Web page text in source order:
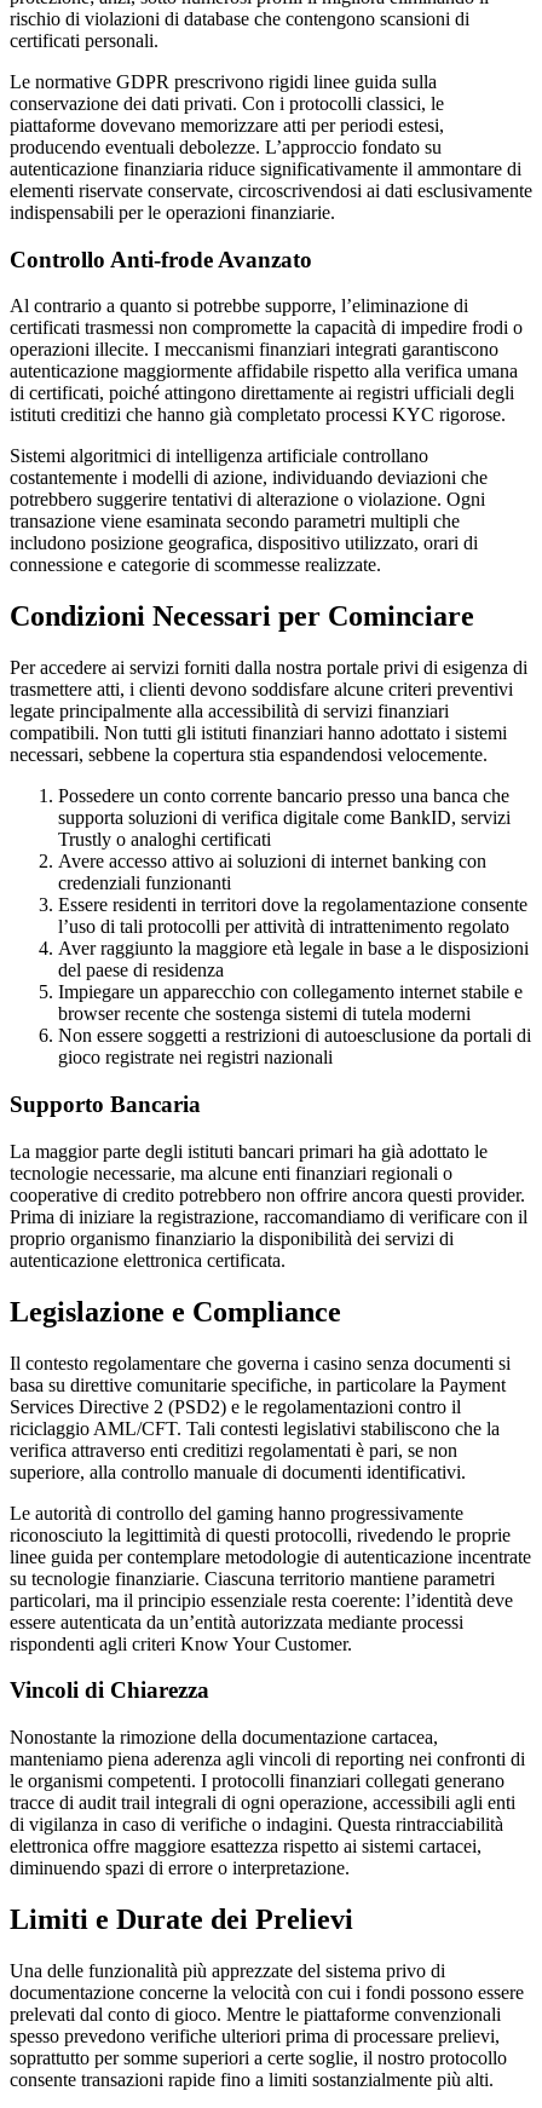
rischio di violazioni di database che contengono scansioni di
certificati personali.
Le normative GDPR prescrivono rigidi linee guida sulla
conservazione dei dati privati. Con i protocolli classici, le
piattaforme dovevano memorizzare atti per periodi estesi,
producendo eventuali debolezze. L’approccio fondato su
autenticazione finanziaria riduce significativamente il ammontare di
elementi riservate conservate, circoscrivendosi ai dati esclusivamente
indispensabili per le operazioni finanziarie.
Controllo Anti-frode Avanzato
Al contrario a quanto si potrebbe supporre, l’eliminazione di
certificati trasmessi non compromette la capacità di impedire frodi o
operazioni illecite. I meccanismi finanziari integrati garantiscono
autenticazione maggiormente affidabile rispetto alla verifica umana
di certificati, poiché attingono direttamente ai registri ufficiali degli
istituti creditizi che hanno già completato processi KYC rigorose.
Sistemi algoritmici di intelligenza artificiale controllano
costantemente i modelli di azione, individuando deviazioni che
potrebbero suggerire tentativi di alterazione o violazione. Ogni
transazione viene esaminata secondo parametri multipli che
includono posizione geografica, dispositivo utilizzato, orari di
connessione e categorie di scommesse realizzate.
Condizioni Necessari per Cominciare
Per accedere ai servizi forniti dalla nostra portale privi di esigenza di
trasmettere atti, i clienti devono soddisfare alcune criteri preventivi
legate principalmente alla accessibilità di servizi finanziari
compatibili. Non tutti gli istituti finanziari hanno adottato i sistemi
necessari, sebbene la copertura stia espandendosi velocemente.
Possedere un conto corrente bancario presso una banca che
supporta soluzioni di verifica digitale come BankID, servizi
Trustly o analoghi certificati
Avere accesso attivo ai soluzioni di internet banking con
credenziali funzionanti
Essere residenti in territori dove la regolamentazione consente
l’uso di tali protocolli per attività di intrattenimento regolato
Aver raggiunto la maggiore età legale in base a le disposizioni
del paese di residenza
Impiegare un apparecchio con collegamento internet stabile e
browser recente che sostenga sistemi di tutela moderni
Non essere soggetti a restrizioni di autoesclusione da portali di
gioco registrate nei registri nazionali
Supporto Bancaria
La maggior parte degli istituti bancari primari ha già adottato le
tecnologie necessarie, ma alcune enti finanziari regionali o
cooperative di credito potrebbero non offrire ancora questi provider.
Prima di iniziare la registrazione, raccomandiamo di verificare con il
proprio organismo finanziario la disponibilità dei servizi di
autenticazione elettronica certificata.
Legislazione e Compliance
Il contesto regolamentare che governa i casino senza documenti si
basa su direttive comunitarie specifiche, in particolare la Payment
Services Directive 2 (PSD2) e le regolamentazioni contro il
riciclaggio AML/CFT. Tali contesti legislativi stabiliscono che la
verifica attraverso enti creditizi regolamentati è pari, se non
superiore, alla controllo manuale di documenti identificativi.
Le autorità di controllo del gaming hanno progressivamente
riconosciuto la legittimità di questi protocolli, rivedendo le proprie
linee guida per contemplare metodologie di autenticazione incentrate
su tecnologie finanziarie. Ciascuna territorio mantiene parametri
particolari, ma il principio essenziale resta coerente: l’identità deve
essere autenticata da un’entità autorizzata mediante processi
rispondenti agli criteri Know Your Customer.
Vincoli di Chiarezza
Nonostante la rimozione della documentazione cartacea,
manteniamo piena aderenza agli vincoli di reporting nei confronti di
le organismi competenti. I protocolli finanziari collegati generano
tracce di audit trail integrali di ogni operazione, accessibili agli enti
di vigilanza in caso di verifiche o indagini. Questa rintracciabilità
elettronica offre maggiore esattezza rispetto ai sistemi cartacei,
diminuendo spazi di errore o interpretazione.
Limiti e Durate dei Prelievi
Una delle funzionalità più apprezzate del sistema privo di
documentazione concerne la velocità con cui i fondi possono essere
prelevati dal conto di gioco. Mentre le piattaforme convenzionali
spesso prevedono verifiche ulteriori prima di processare prelievi,
soprattutto per somme superiori a certe soglie, il nostro protocollo
consente transazioni rapide fino a limiti sostanzialmente più alti.